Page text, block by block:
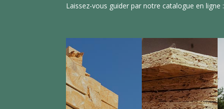
Laissez-vous guider par notre catalogue en ligne :